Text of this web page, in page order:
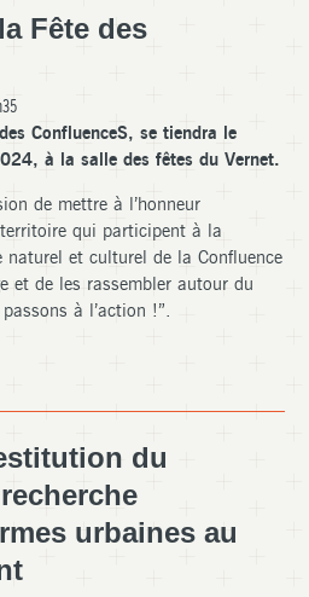
Fête des
ConfluenceS, se tiendra le
à la salle des fêtes du Vernet.
de mettre à l’honneur
territoire qui participent à la
et culturel de la Confluence
et de les rassembler autour du
à l’action !”.
du
urbaines au